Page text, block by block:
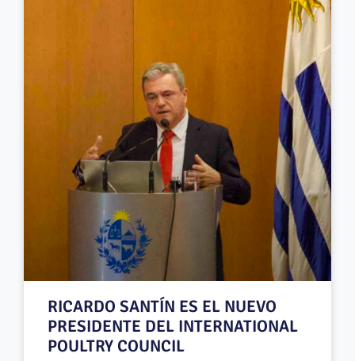
RICARDO SANTÍN ES EL NUEVO
PRESIDENTE DEL INTERNATIONAL
POULTRY COUNCIL